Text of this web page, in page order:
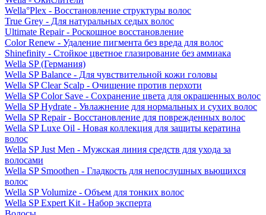
Wella°Plex - Восстановление структуры волос
True Grey - Для натуральных седых волос
Ultimate Repair - Роскошное восстановление
Color Renew - Удаление пигмента без вреда для волос
Shinefinity - Стойкое цветное глазирование без аммиака
Wella SP (Германия)
Wella SP Balance - Для чувствительной кожи головы
Wella SP Clear Scalp - Очищение против перхоти
Wella SP Color Save - Сохранение цвета для окрашенных волос
Wella SP Hydrate - Увлажнение для нормальных и сухих волос
Wella SP Repair - Восстановление для поврежденных волос
Wella SP Luxe Oil - Новая коллекция для защиты кератина
волос
Wella SP Just Men - Мужская линия средств для ухода за
волосами
Wella SP Smoothen - Гладкость для непослушных вьющихся
волос
Wella SP Volumize - Объем для тонких волос
Wella SP Expert Kit - Набор эксперта